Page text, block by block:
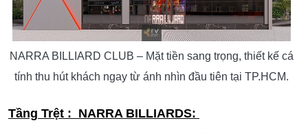
NARRA BILLIARD CLUB – Mặt tiền sang trọng, thiết kế cá
tính thu hút khách ngay từ ánh nhìn đầu tiên tại TP.HCM.
Tầng Trệt : NARRA BILLIARDS: